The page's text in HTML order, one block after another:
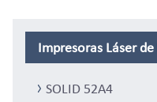
Impresoras Láser
SOLID 52A4